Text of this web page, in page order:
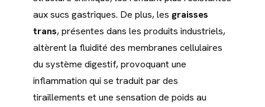
aux sucs gastriques. De plus, les graisses
trans, présentes dans les produits industriels,
altèrent la fluidité des membranes cellulaires
du système digestif, provoquant une
inflammation qui se traduit par des
tiraillements et une sensation de poids au